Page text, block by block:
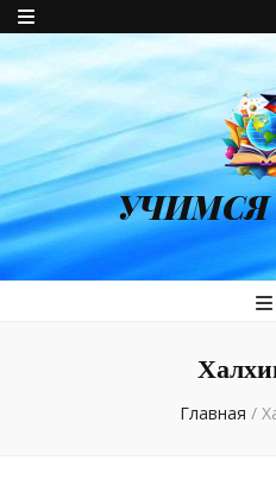
УЧИМСЯ
Главная /